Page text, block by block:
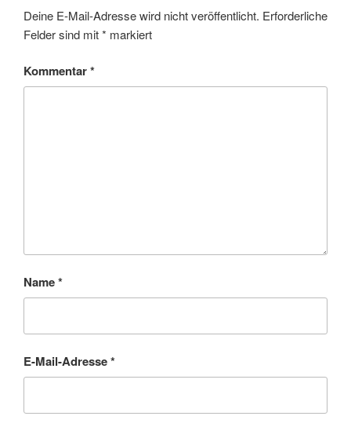
Deine E-Mail-Adresse wird nicht veröffentlicht. Erforderliche
Felder sind mit* markiert
Kommentar*
Name*
E-Mail-Adresse*